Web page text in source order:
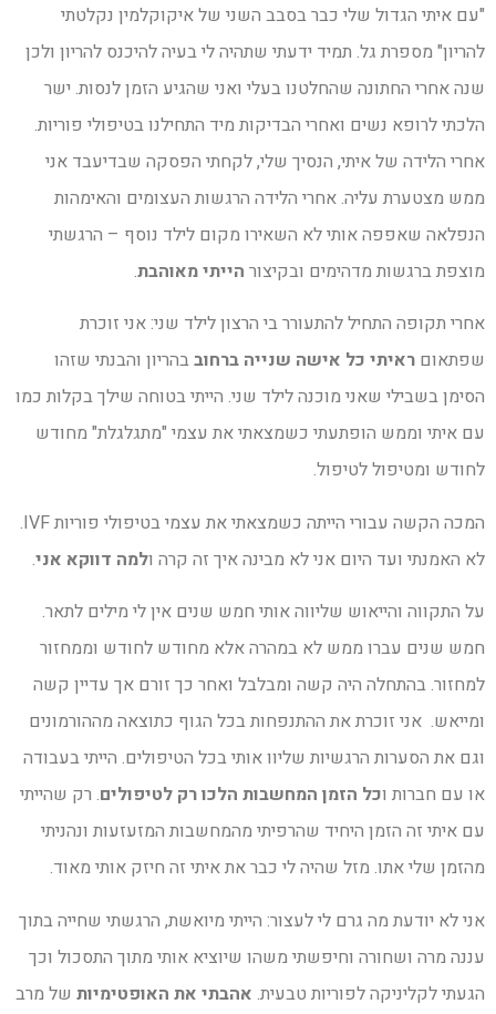
"עם איתי הגדול שלי כבר בסבב השני של איקוקלמין נקלטתי
להריון" מספרת גל. תמיד ידעתי שתהיה לי בעיה להיכנס להריון ולכן
שנה אחרי החתונה שהחלטנו בעלי ואני שהגיע הזמן לנסות. ישר
הלכתי לרופא נשים ואחרי הבדיקות מיד התחילנו בטיפולי פוריות.
אחרי הלידה של איתי, הנסיך שלי, לקחתי הפסקה שבדיעבד אני
ממש מצטערת עליה. אחרי הלידה הרגשות העצומים והאימהות
הנפלאה שאפפה אותי לא השאירו מקום לילד נוסף – הרגשתי
מוצפת ברגשות מדהימים ובקיצור הייתי מאוהבת.
אחרי תקופה התחיל להתעורר בי הרצון לילד שני: אני זוכרת
שפתאום ראיתי כל אישה שנייה ברחובבהריון והבנתי שזהו
הסימן בשבילי שאני מוכנה לילד שני. הייתי בטוחה שילך בקלות כמו
עם איתי וממש הופתעתי כשמצאתי את עצמי "מתגלגלת" מחודש
לחודש ומטיפול לטיפול.
המכה הקשה עבורי הייתה כשמצאתי את עצמי בטיפולי פוריות IVF.
לא האמנתי ועד היום אני לא מבינה איך זה קרה ולמה דווקא אני.
על התקווה והייאוש שליווה אותי חמש שנים אין לי מילים לתאר.
חמש שנים עברו ממש לא במהרה אלא מחודש לחודש וממחזור
למחזור. בהתחלה היה קשה ומבלבל ואחר כך זורם אך עדיין קשה
ומייאש. אני זוכרת את ההתנפחות בכל הגוף כתוצאה מההורמונים
וגם את הסערות הרגשיות שליוו אותי בכל הטיפולים. הייתי בעבודה
או עם חברות וכל הזמן המחשבות הלכו רק לטיפולים. רק שהייתי
עם איתי זה הזמן היחיד שהרפיתי מהמחשבות המזעזעות ונהניתי
מהזמן שלי אתו. מזל שהיה לי כבר את איתי זה חיזק אותי מאוד.
אני לא יודעת מה גרם לי לעצור: הייתי מיואשת, הרגשתי שחייה בתוך
עננה מרה ושחורה וחיפשתי משהו שיוציא אותי מתוך התסכול וכך
הגעתי לקליניקה לפוריות טבעית. אהבתי את האופטימיות של מרב